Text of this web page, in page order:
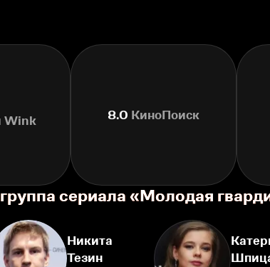
Wink
8.0 КиноПоиск
сериала «Молодая
Никита
Тезин